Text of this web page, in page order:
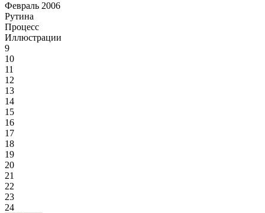
Февраль 2006
Рутина
Процесс
Иллюстрации
9
10
11
12
13
14
15
16
17
18
19
20
21
22
23
24